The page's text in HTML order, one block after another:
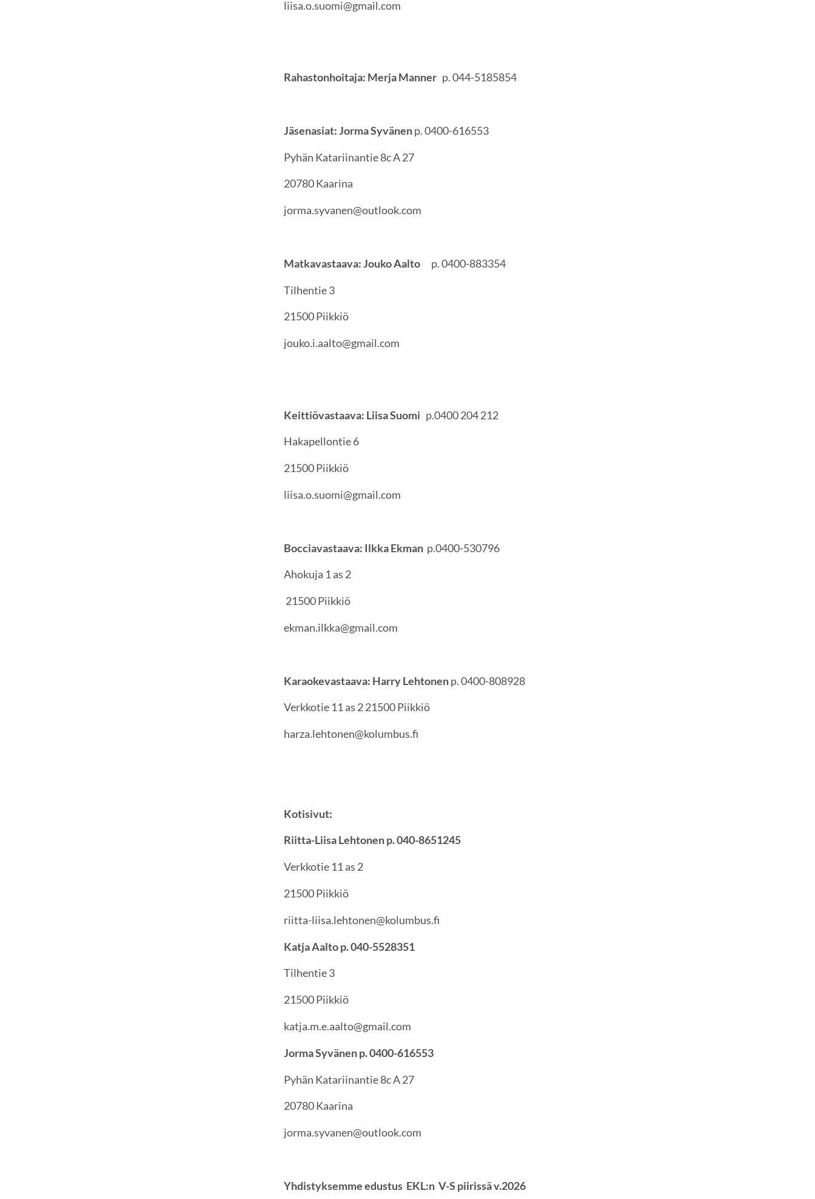
liisa.o.suomi@gmail.com
Rahastonhoitaja: Merja Manner p. 044-5185854
Jäsenasiat: Jorma Syvänenp. 0400-616553
Pyhän Katariinantie 8c A 27
20780 Kaarina
jorma.syvanen@outlook.com
Matkavastaava: Jouko Aalto
p. 0400-883354
Tilhentie 3
21500 Piikkiö
jouko.i.aalto@gmail.com
Keittiövastaava: Liisa Suomi p.0400 204 212
Hakapellontie 6
21500 Piikkiö
liisa.o.suomi@gmail.com
Bocciavastaava: Ilkka Ekman p.0400-530796
Ahokuja 1 as 2
21500 Piikkiö
ekman.ilkka@gmail.com
Karaokevastaava: Harry Lehtonenp. 0400-808928
Verkkotie 11 as 2 21500 Piikkiö
harza.lehtonen@kolumbus.fi
Kotisivut:
Riitta-Liisa Lehtonen p. 040-8651245
Verkkotie 11 as 2
21500 Piikkiö
riitta-liisa.lehtonen@kolumbus.fi
Katja Aalto p. 040-5528351
Tilhentie 3
21500 Piikkiö
katja.m.e.aalto@gmail.com
Jorma Syvänen p. 0400-616553
Pyhän Katariinantie 8c A 27
20780 Kaarina
jorma.syvanen@outlook.com
Yhdistyksemme edustus EKL:n V-S piirissä v.2026